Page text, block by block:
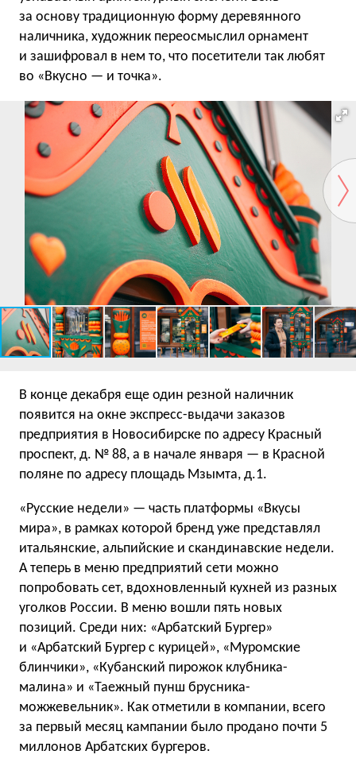
за основу традиционную форму деревянного
наличника, художник переосмыслил орнамент
и зашифровал в нем то, что посетители так любят
во «Вкусно — и точка».
В конце декабря еще один резной наличник
появится на окне экспресс-выдачи заказов
предприятия в Новосибирске по адресу Красный
проспект, д. № 88, а в начале января — в Красной
поляне по адресу площадь Мзымта, д.1.
«Русские недели» — часть платформы «Вкусы
мира», в рамках которой бренд уже представлял
итальянские, альпийские и скандинавские недели.
А теперь в меню предприятий сети можно
попробовать сет, вдохновленный кухней из разных
уголков России. В меню вошли пять новых
позиций. Среди них: «Арбатский Бургер»
и «Арбатский Бургер с курицей», «Муромские
блинчики», «Кубанский пирожок клубника-
малина» и «Таежный пунш брусника-
можжевельник». Как отметили в компании, всего
за первый месяц кампании было продано почти 5
миллонов Арбатских бургеров.